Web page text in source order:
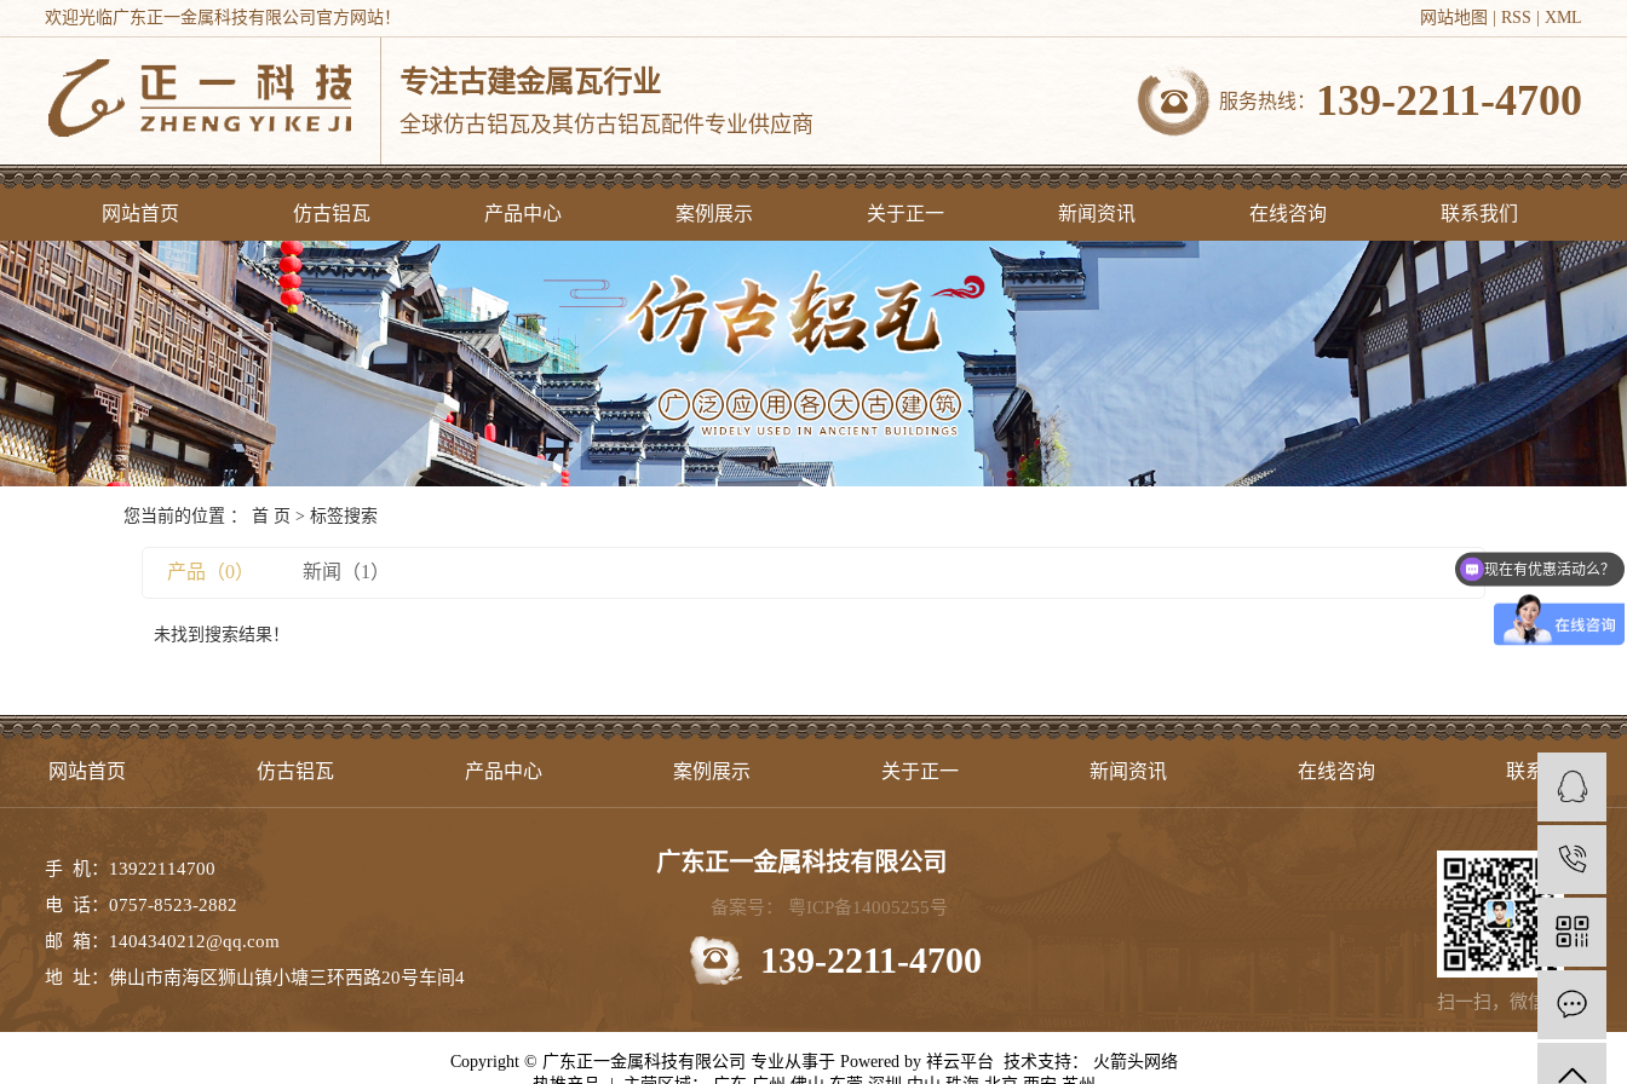
欢迎光临广东正一金属科技有限公司官方网站！ 网站地图 RSS XML
专注古建金属瓦行业
全球仿古铝瓦及其仿古铝瓦配件专业供应商
服务热线： 139-2211-4700
网站首页 仿古铝瓦 产品中心
西式铝合金瓦
现代铝屋面瓦
铝茅草
仿古建筑构件
案例展示 关于正一
企业文化
资质荣誉
新闻资讯
公司新闻
行业新闻
常见问答
在线咨询 联系我们
联系我们
您当前的位置 ： 首 页 > 标签搜索
产品（0） 新闻（1）
未找到搜索结果！
网站首页 仿古铝瓦 产品中心 案例展示 关于正一 新闻资讯 在线咨询 联系我们
手 机：13922114700
电 话：0757-8523-2882
邮 箱：1404340212@qq.com
地 址：佛山市南海区狮山镇小塘三环西路20号车间4
广东正一金属科技有限公司
备案号： 粤ICP备14005255号
139-2211-4700
扫一扫，微信咨询
Copyright © 广东正一金属科技有限公司 专业从事于 Powered by 祥云平台 技术支持：
火箭头网络
现在有优惠活动么？